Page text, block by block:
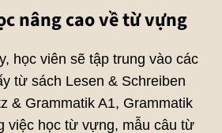
nâng cao về từ vựng
học viên sẽ tập trung vào các
từ sách Lesen & Schreiben
& Grammatik A1, Grammatik
việc học từ vựng, mẫu câu từ